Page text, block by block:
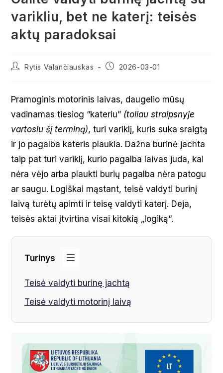
varikliu, bet ne katerį: teisės
aktų paradoksai
PostRytis Valančiauskas
Post2026-03-01
Pramoginis motorinis laivas, daugelio mūsų
vadinamas tiesiog “kateriu” (toliau straipsnyje
vartosiu šį terminą), turi variklį, kuris suka sraigtą
ir jo pagalba kateris plaukia. Dažna burinė jachta
taip pat turi variklį, kurio pagalba laivas juda, kai
nėra vėjo arba plaukti burių pagalba nėra patogu
ar saugu. Logiškai mąstant, teisė valdyti burinį
laivą turėtų apimti ir teisę valdyti katerį. Deja,
teisės aktai įtvirtina visai kitokią „logiką“.
Turinys
Teisė valdyti burinę jachtą
Teisė valdyti motorinį laivą